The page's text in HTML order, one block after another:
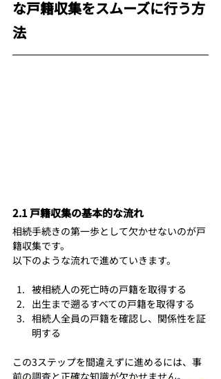
な戸籍収集をスムーズに行う方
法
2.1 戸籍収集の基本的な流れ
相続手続きの第一歩として欠かせないのが戸
籍収集です。
以下のような流れで進めていきます。
被相続人の死亡時の戸籍を取得する
出生まで遡るすべての戸籍を取得する
相続人全員の戸籍を確認し、関係性を証
明する
この3ステップを間違えずに進めるには、事